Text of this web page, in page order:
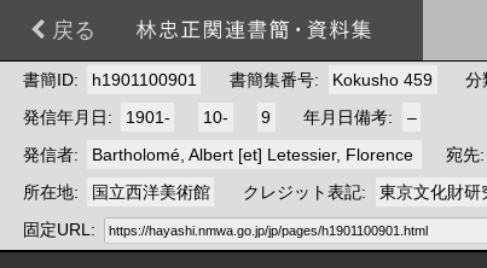
戻る
書簡ID h1901100901 書簡集番号 Kokusho 459 分
発信年月日
1901- 10- 9 年月日備考
–
発信者
Bartholomé, Albert [et] Letessier, Florence 宛先
所在地
国立西洋美術館 クレジット表記
東京文化財研
固定URL